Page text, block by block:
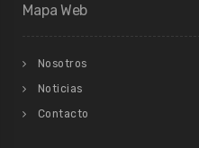
Mapa Web
Nosotros
Noticias
Contacto